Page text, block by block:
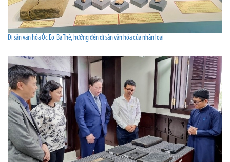
Di sản văn hóa Óc Eo-Ba Thê, hướng đến di sản văn hóa của nhân loại